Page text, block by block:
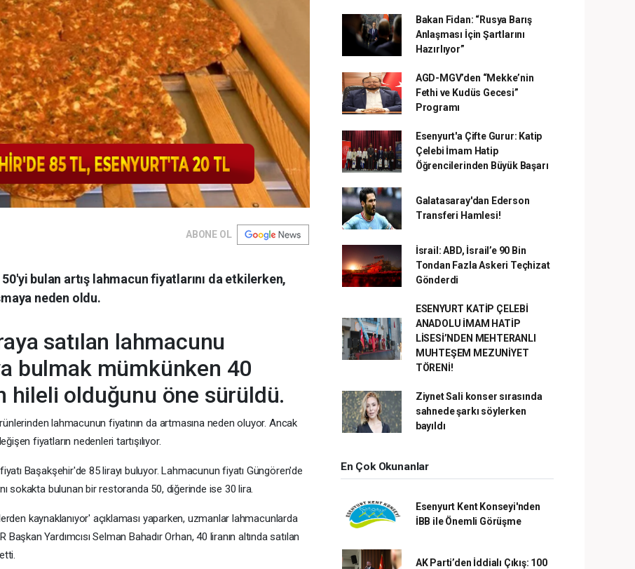
ABONE OL
bulan artış lahmacun fiyatlarını da etkilerken,
neden oldu.
satılan lahmacunu
bulmak mümkünken 40
hileli olduğunu öne sürüldü.
lahmacunun fiyatının da artmasına neden oluyor. Ancak
fiyatların nedenleri tartışılıyor.
Başakşehir'de 85 lirayı buluyor. Lahmacunun fiyatı Güngören'de
sokakta bulunan bir restoranda 50, diğerinde ise 30 lira.
kaynaklanıyor' açıklaması yaparken, uzmanlar lahmacunlarda
Yardımcısı Selman Bahadır Orhan, 40 liranın altında satılan
Bakan Fidan: “Rusya Barış
Anlaşması İçin Şartlarını
Hazırlıyor”
AGD-MGV’den “Mekke’nin
Fethi ve Kudüs Gecesi”
Programı
Esenyurt'a Çifte Gurur: Katip
Çelebi İmam Hatip
Öğrencilerinden Büyük Başarı
Galatasaray'dan Ederson
Transferi Hamlesi!
İsrail: ABD, İsrail’e 90 Bin
Tondan Fazla Askeri Teçhizat
Gönderdi
ESENYURT KATİP ÇELEBİ
ANADOLU İMAM HATİP
LİSESİ’NDEN MEHTERANLI
MUHTEŞEM MEZUNİYET
TÖRENİ!
Ziynet Sali konser sırasında
sahnede şarkı söylerken
bayıldı
En Çok Okunanlar
Esenyurt Kent Konseyi'nden
İBB ile Önemli Görüşme
AK Parti’den İddialı Çıkış: 100